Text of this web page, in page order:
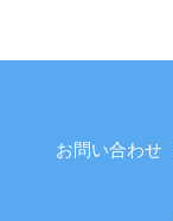
お問い合わせ